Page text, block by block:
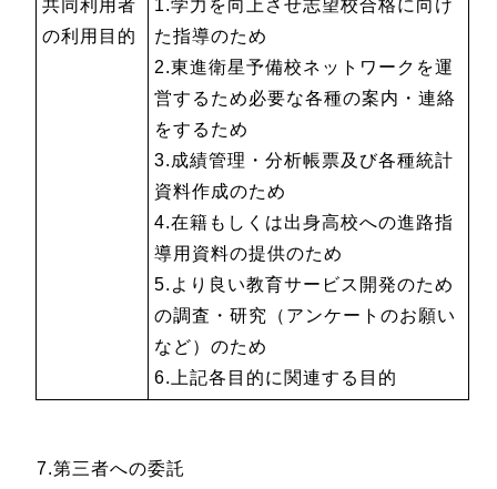
共同利用者
の利用目的
1.学力を向上させ志望校合格に向け
た指導のため
2.東進衛星予備校ネットワークを運
営するため必要な各種の案内・連絡
をするため
3.成績管理・分析帳票及び各種統計
資料作成のため
4.在籍もしくは出身高校への進路指
導用資料の提供のため
5.より良い教育サービス開発のため
の調査・研究（アンケートのお願い
など）のため
6.上記各目的に関連する目的
7.第三者への委託